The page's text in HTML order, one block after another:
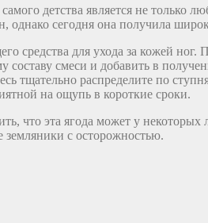
детства является не
однако сегодня она получила
для ухода за кожей ног.
составу смеси и добавить в
тщательно распределите по
на ощупь в короткие сроки.
что эта ягода может у
с осторожностью.